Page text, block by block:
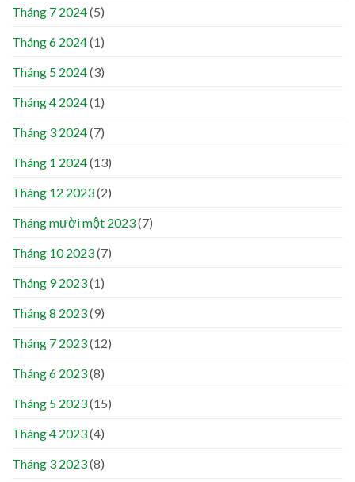
Tháng 7 2024(5)
Tháng 6 2024(1)
Tháng 5 2024(3)
Tháng 4 2024(1)
Tháng 3 2024(7)
Tháng 1 2024(13)
Tháng 12 2023(2)
Tháng mười một 2023(7)
Tháng 10 2023(7)
Tháng 9 2023(1)
Tháng 8 2023(9)
Tháng 7 2023(12)
Tháng 6 2023(8)
Tháng 5 2023(15)
Tháng 4 2023(4)
Tháng 3 2023(8)